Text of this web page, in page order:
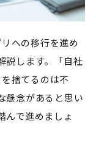
への移行を進め
説します。「自社
捨てるのは不
懸念があると思い
んで進めましょ